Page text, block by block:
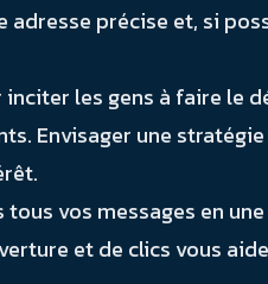
précise et, si
les gens à faire le
Envisager une
vos messages en
et de clics vous